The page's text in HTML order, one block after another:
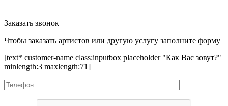
Заказать звонок
Чтобы заказать артистов или другую услугу заполните форму
[text* customer-name class:inputbox placeholder "Как Вас зовут?"
minlength:3 maxlength:71]